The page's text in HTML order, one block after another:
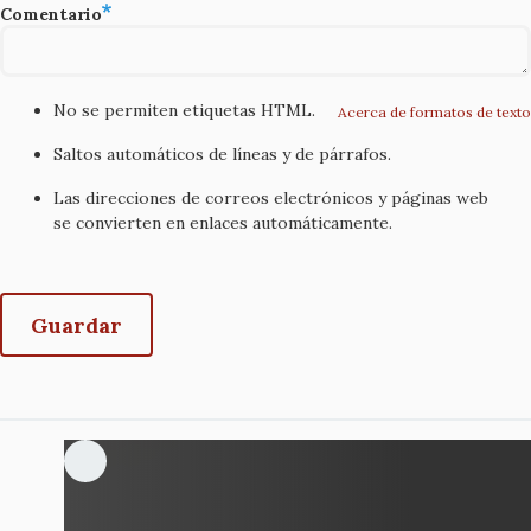
Comentario
Acerca de formatos de texto
No se permiten etiquetas HTML.
Saltos automáticos de líneas y de párrafos.
Las direcciones de correos electrónicos y páginas web
se convierten en enlaces automáticamente.